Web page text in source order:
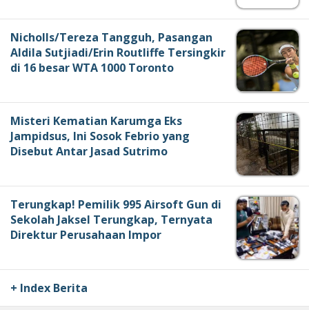
Nicholls/Tereza Tangguh, Pasangan
Aldila Sutjiadi/Erin Routliffe Tersingkir
di 16 besar WTA 1000 Toronto
Misteri Kematian Karumga Eks
Jampidsus, Ini Sosok Febrio yang
Disebut Antar Jasad Sutrimo
Terungkap! Pemilik 995 Airsoft Gun di
Sekolah Jaksel Terungkap, Ternyata
Direktur Perusahaan Impor
+ Index Berita